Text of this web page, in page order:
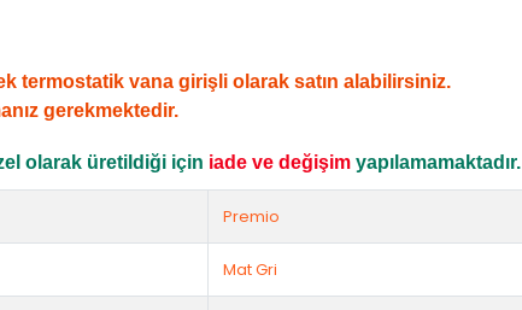
termostatik vana girişli olarak satın alabilirsiniz.
gerekmektedir.
olarak üretildiği için iade ve değişim yapılamamaktadır.
Premio
Mat Gri